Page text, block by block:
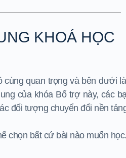
KHOÁ HỌC
quan trọng và bên dưới
của khóa Bổ trợ này, các
đối tượng chuyển đổi nền
chọn bất cứ bài nào muốn